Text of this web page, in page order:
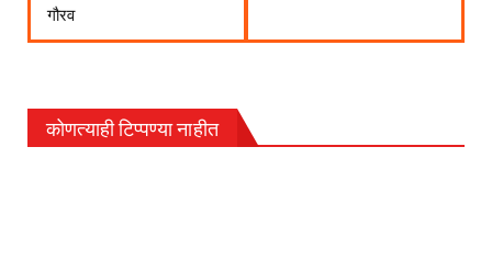
गौरव
कोणत्याही टिप्पण्‍या नाहीत